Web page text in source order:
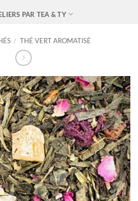
PAR TEA & TY
/ THÉ VERT AROMATISÉ